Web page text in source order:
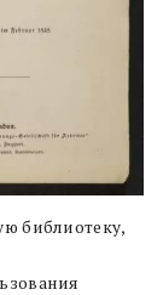
библиотеку,